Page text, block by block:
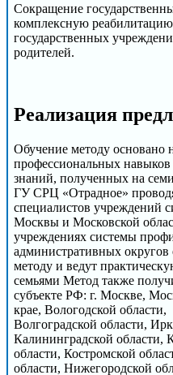
Сокращение
комплексную
государственных
родителей.
Реализация
Обучение методу основано
профессиональных
знаний, полученных на
ГУ СРЦ «Отрадное»
специалистов учреждений
Москвы и Московской
учреждениях системы
административных
методу и ведут
семьями Метод также
субъекте РФ: г. Москве,
крае, Вологодской области,
Волгоградской области,
Калининградской области,
области, Костромской
области, Нижегородской